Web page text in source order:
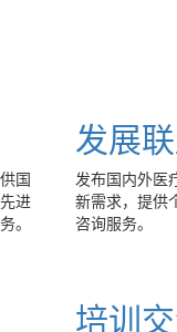
国
进
。
发展
发布国内外医
新需求，提供
咨询服务。
培训